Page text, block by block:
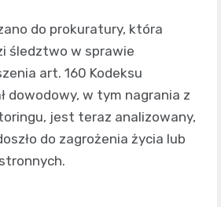
do prokuratury, która
śledztwo w sprawie
art. 160 Kodeksu
dowodowy, w tym nagrania z
jest teraz analizowany,
do zagrożenia życia lub